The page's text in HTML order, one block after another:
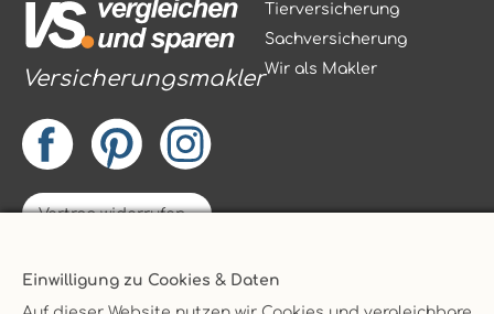
Einwilligung zu Cookies & Daten
Versicherungsmakler
Vertrag widerrufen
Tierversicherung
Sachversicherung
Wir als Makler
Kontakt
Unternehmen
Datenschutz
Impressum